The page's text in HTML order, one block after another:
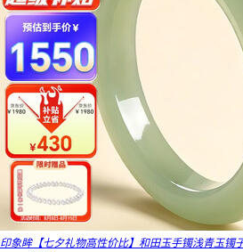
印象眸【七夕礼物高性价比】和田玉手镯浅青玉镯